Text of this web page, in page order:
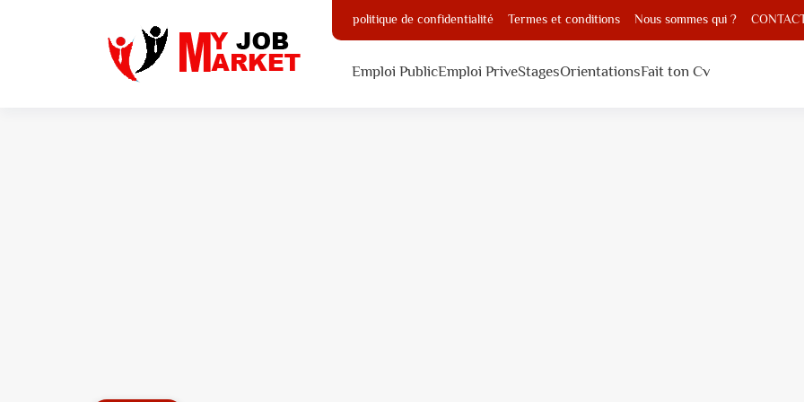
politique de confidentialité Termes et conditions Nous sommes qui ?
Emploi PublicEmploi PriveStagesOrientationsFait ton Cv